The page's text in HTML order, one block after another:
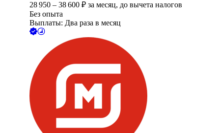
28 950 – 38 600 ₽ за месяц, до вычета налогов
Без опыта
Выплаты: Два раза в месяц